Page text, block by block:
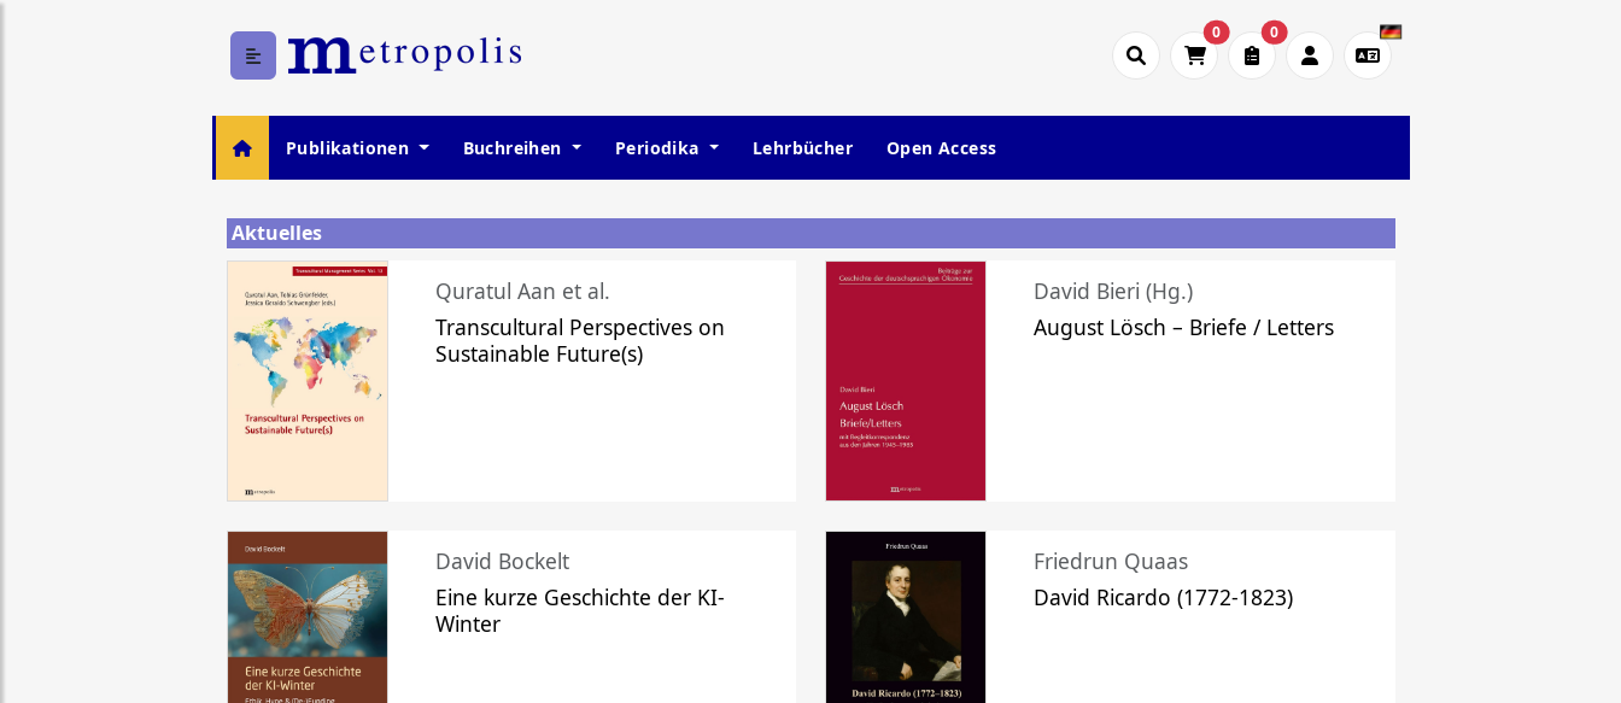
0 0
Publikationen Buchreihen Periodika Lehrbücher Open Access
Aktuelles
Quratul Aan et al.
Transcultural Perspectives on
Sustainable Future(s)
David Bieri (Hg.)
August Lösch – Briefe / Letters
David Bockelt
Eine kurze Geschichte der KI-
Winter
Friedrun Quaas
David Ricardo (1772-1823)